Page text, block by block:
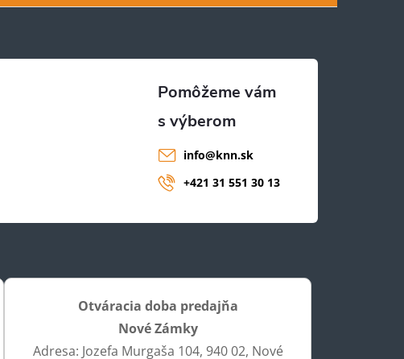
info@knn.sk
+421 31 551 30 13
Otváracia doba predajňa
Nové Zámky
Adresa: Jozefa Murgaša 104, 940 02, Nové